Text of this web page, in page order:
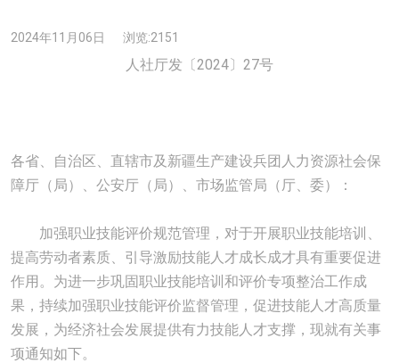
2024年11月06日 浏览:2151
人社厅发〔2024〕27号
各省、自治区、直辖市及新疆生产建设兵团人力资源社会保
障厅（局）、公安厅（局）、市场监管局（厅、委）：
加强职业技能评价规范管理，对于开展职业技能培训、
提高劳动者素质、引导激励技能人才成长成才具有重要促进
作用。为进一步巩固职业技能培训和评价专项整治工作成
果，持续加强职业技能评价监督管理，促进技能人才高质量
发展，为经济社会发展提供有力技能人才支撑，现就有关事
项通知如下。